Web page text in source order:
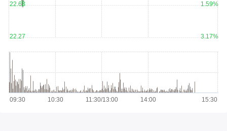
09:30 10:30 11:30/13:00 14:00 15:30
22.27
22.63
3.17%
1.59%